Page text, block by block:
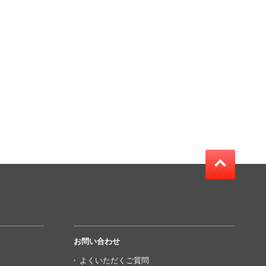
お問い合わせ
よくいただくご質問